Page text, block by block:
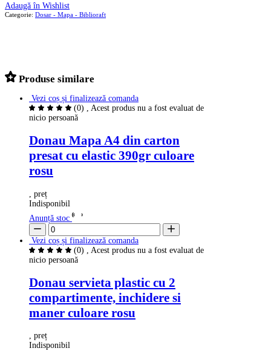
Adaugă în Wishlist
Categorie: Dosar - Mapa - Biblioraft
Produse similare
Vezi coș și finalizează comanda
(0)
, Acest produs nu a fost evaluat de
nicio persoană
Donau Mapa A4 din carton
presat cu elastic 390gr culoare
rosu
, preț
Indisponibil
Anunță stoc
Vezi coș și finalizează comanda
(0)
, Acest produs nu a fost evaluat de
nicio persoană
Donau servieta plastic cu 2
compartimente, inchidere si
maner culoare rosu
, preț
Indisponibil